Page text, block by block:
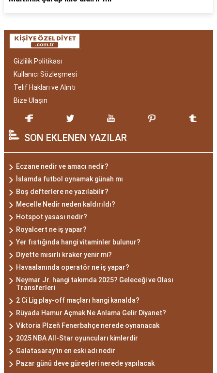
Gizlilik Politikası
Kullanıcı Sözleşmesi
Telif Hakları ve Alıntı
Bize Ulaşın
SON EKLENEN YAZILAR
Eczane nedir ve amacı nedir?
İslamda futbol oynamak günah mı
Boş defterlere ne yazılabilir?
Mecelle Nedir neden kaldırıldı?
Hotspot yasası nedir?
Royalcert ne iş yapar?
Yer fıstığında hangi vitaminler bulunur?
Diyette mısırlı kraker yenir mi?
Havaalanında operatör ne iş yapar?
Neymar Jr. hangi takımda 2025? Geleceği ve Olası
Transferleri
2 Ci Lig play-off maçları hangi kanalda?
Rüyada Hamur Açmak Ne Anlama Gelir Diyanet?
Viktoria Plzeň Fenerbahçe nerede oynanacak
2025 NBA All-Star oyuncuları kimlerdir
Galatasaray'ın en eski adı nedir
Pazar günü deve güreşleri nerede yapılacak